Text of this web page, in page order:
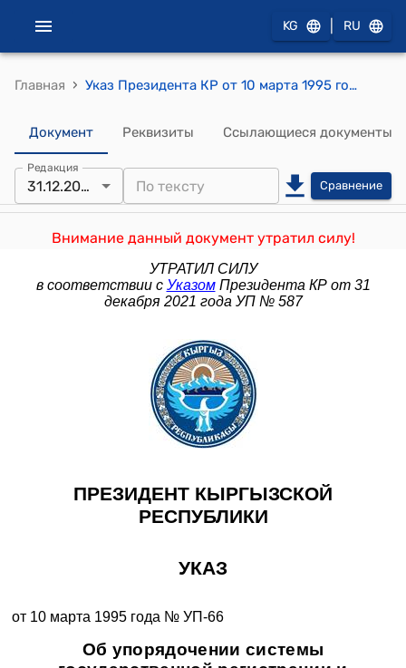
KG RU
Главная › Указ Президента КР от 10 марта 1995 года УП №66 "Об упорядочении системы государственной регистрации и перерегистрации транспортных средств"
Документ Реквизиты Ссылающиеся документы
Редакция
31.12.2021 Сравнение
Внимание данный документ утратил силу!